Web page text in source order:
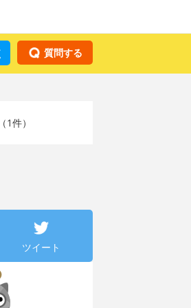
質問する
1件）
ツイート